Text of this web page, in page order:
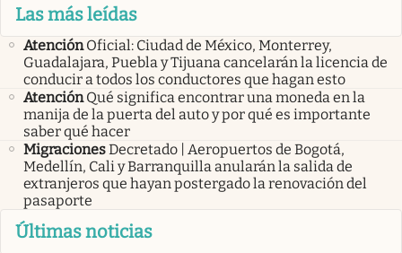
Las más leídas
Atención Oficial: Ciudad de México, Monterrey,
Guadalajara, Puebla y Tijuana cancelarán la licencia de
conducir a todos los conductores que hagan esto
Atención Qué significa encontrar una moneda en la
manija de la puerta del auto y por qué es importante
saber qué hacer
MigracionesDecretado | Aeropuertos de Bogotá,
Medellín, Cali y Barranquilla anularán la salida de
extranjeros que hayan postergado la renovación del
pasaporte
Últimas noticias